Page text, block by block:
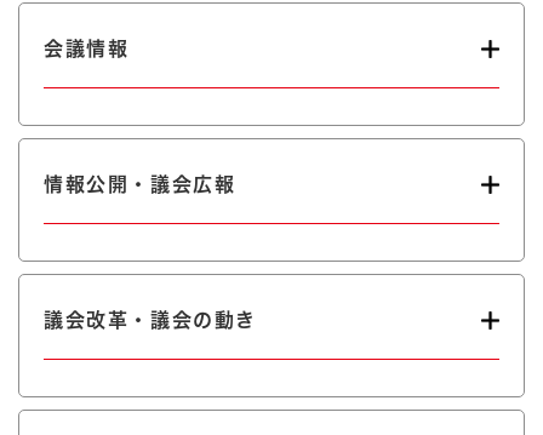
会議情報
情報公開・議会広報
議会改革・議会の動き